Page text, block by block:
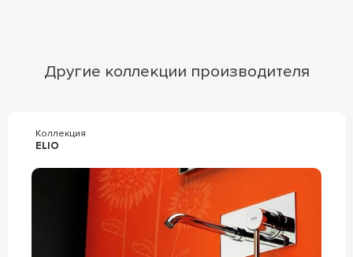
Другие коллекции производителя
Коллекция
ELIO